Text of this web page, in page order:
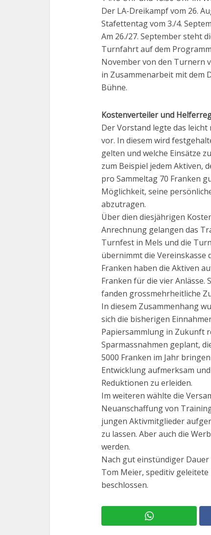
Der LA-Dreikampf vom 26.
Stafettentag vom 3./4.
Am 26./27. September steht
Turnfahrt auf dem
November von den Turnern
in Zusammenarbeit mit dem
Bühne.
Kostenverteiler und
Der Vorstand legte das
vor. In diesem wird
gelten und welche Einsätze
zum Beispiel jedem Aktiven,
pro Sammeltag 70 Franken
Möglichkeit, seine
abzutragen.
Über dien diesjährigen
Anrechnung gelangen das
Turnfest in Mels und die
übernimmt die Vereinskasse
Franken haben die Aktiven
Franken für die vier Anlässe.
fanden grossmehrheitliche
In diesem Zusammenhang
sich die bisherigen
Papiersammlung in Zukunft
Sparmassnahmen geplant,
5000 Franken im Jahr
Entwicklung aufmerksam
Reduktionen zu erleiden.
Im weiteren wählte die
Neuanschaffung von
jungen Aktivmitglieder
zu lassen. Aber auch die
werden.
Nach gut einstündiger
Tom Meier, speditiv
beschlossen.